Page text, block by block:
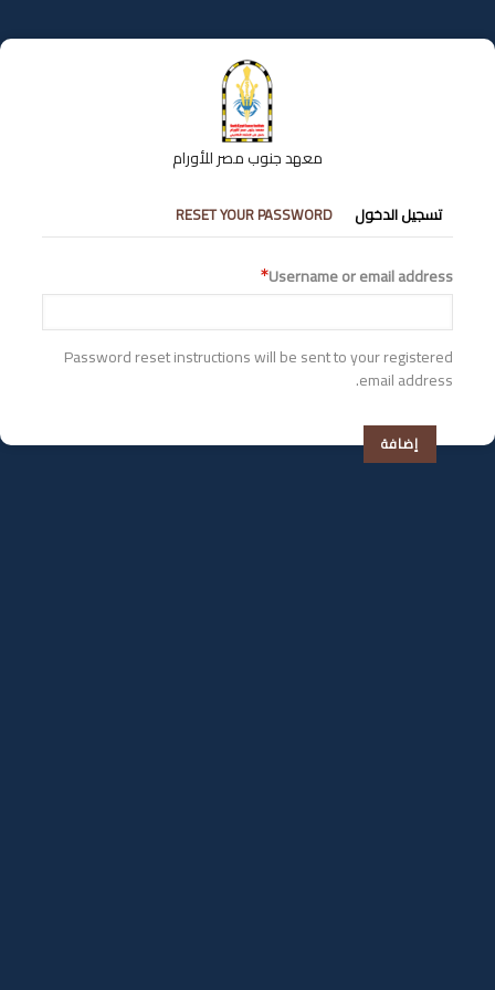
إلى
المحتوى
معهد جنوب مصر للأورام
التبويبات
الأساسية
تسجيل الدخول RESET YOUR PASSWORD
Username or email address
Password reset instructions will be sent to your registered
email address.